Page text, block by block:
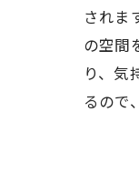
されま
の空間
り、気
るので